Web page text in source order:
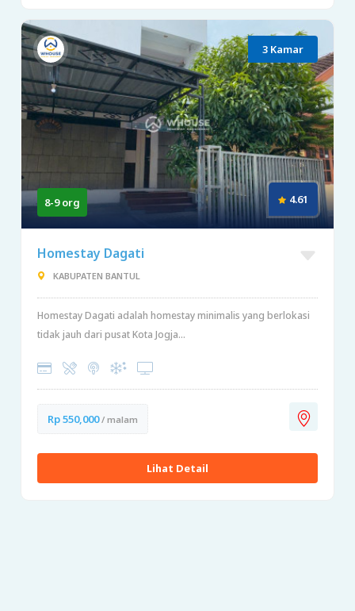
3 Kamar
8-9 org 4.61
Homestay Dagati
KABUPATEN BANTUL
Homestay Dagati adalah homestay minimalis yang berlokasi
tidak jauh dari pusat Kota Jogja...
Rp 550,000/ malam
Lihat Detail